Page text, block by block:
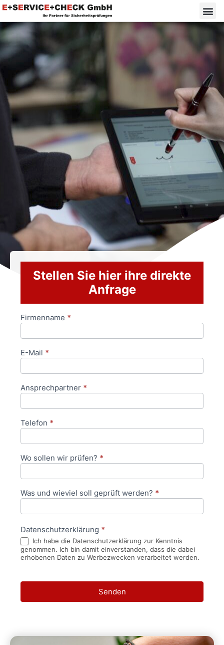
Stellen Sie hier ihre direkte
Anfrage
Anfrageformular
Firmenname *
E-Mail *
Ansprechpartner *
Telefon *
Wo sollen wir prüfen? *
Was und wieviel soll geprüft werden? *
Datenschutzerklärung *
Ich habe die Datenschutzerklärung zur Kenntnis
genommen. Ich bin damit einverstanden, dass die dabei
erhobenen Daten zu Werbezwecken verarbeitet werden.
Senden